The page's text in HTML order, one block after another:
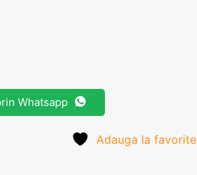
Whatsapp
Adauga la favorite